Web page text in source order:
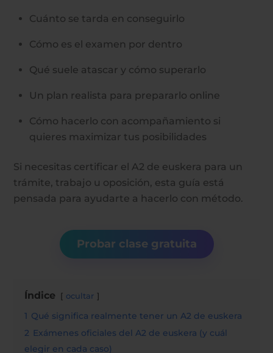
Cuánto se tarda en conseguirlo
Cómo es el examen por dentro
Qué suele atascar y cómo superarlo
Un plan realista para prepararlo online
Cómo hacerlo con acompañamiento si
quieres maximizar tus posibilidades
Si necesitas certificar el A2 de euskera para un
trámite, trabajo u oposición, esta guía está
pensada para ayudarte a hacerlo con método.
Probar clase gratuita
Índice ocultar
1 Qué significa realmente tener un A2 de euskera
2 Exámenes oficiales del A2 de euskera (y cuál
elegir en cada caso)